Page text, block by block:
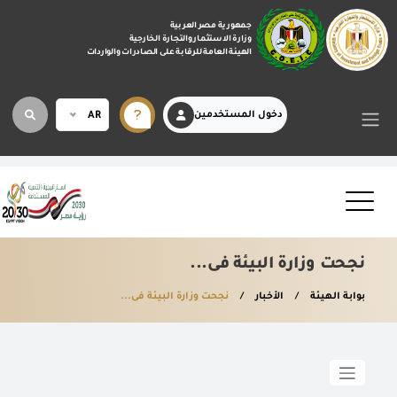
جمهورية مصر العربية
وزارة الاستثمار والتجارة الخارجية
الهيئة العامة للرقابة على الصادرات والواردات
دخول المستخدمين AR
نجحت وزارة البيئة فى...
بوابة الهيئة الأخبار نجحت وزارة البيئة فى...